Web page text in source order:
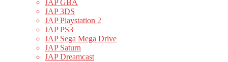
JAP GBA
JAP 3DS
JAP Playstation 2
JAP PS3
JAP Sega Mega Drive
JAP Saturn
JAP Dreamcast